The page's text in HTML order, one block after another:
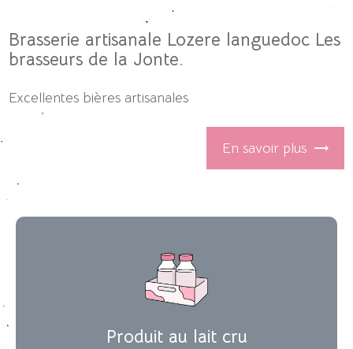
Brasserie artisanale Lozere languedoc Les
brasseurs de la Jonte.
Excellentes bières artisanales
En savoir plus
Produit au lait cru